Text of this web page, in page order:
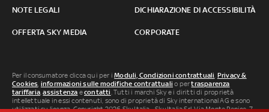
NOTE LEGALI DICHIARAZIONE DI ACCESSIBILITÀ
OFFERTA SKY MEDIA CORPORATE
Per il consumatore clicca qui per iModuli, Condizioni contrattuali, Privacy &
Cookies, informazioni sulle modifiche contrattuali o pertrasparenza
tariffaria,assistenza econtatti. Tutti i marchi Sky e i diritti di proprietà
intellettuale in essi contenuti, sono di proprietà di Sky international AG e sono
utilizzati su licenza. Copyright 2026 Sky Italia - Sky Italia Srl Via Monte Penice, 7 -